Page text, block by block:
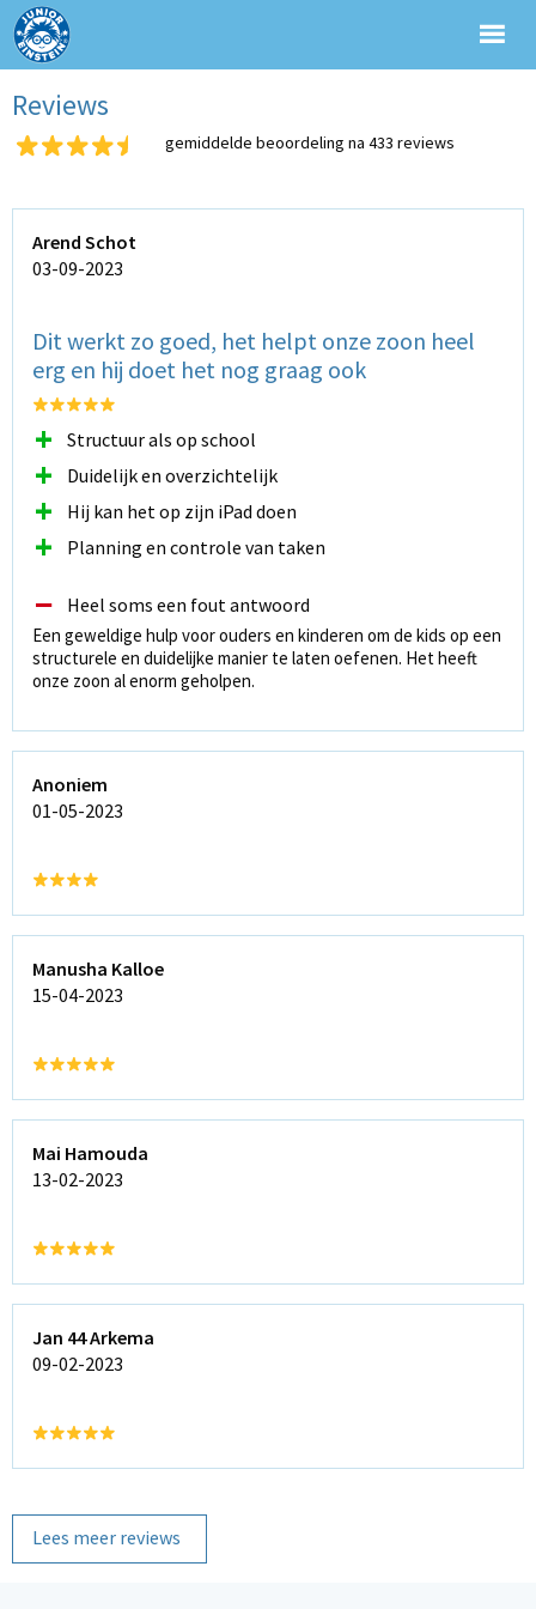
Reviews
gemiddelde beoordeling na 433 reviews
Arend Schot
03-09-2023
Dit werkt zo goed, het helpt onze zoon heel
erg en hij doet het nog graag ook
+ Structuur als op school
+ Duidelijk en overzichtelijk
+ Hij kan het op zijn iPad doen
+ Planning en controle van taken
− Heel soms een fout antwoord
Een geweldige hulp voor ouders en kinderen om de kids op een
structurele en duidelijke manier te laten oefenen. Het heeft
onze zoon al enorm geholpen.
Anoniem
01-05-2023
Manusha Kalloe
15-04-2023
Mai Hamouda
13-02-2023
Jan 44 Arkema
09-02-2023
Lees meer reviews